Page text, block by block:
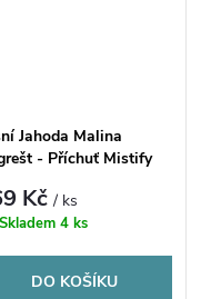
Jahoda Malina
- Příchuť Mistify
Kč/ ks
Skladem 4 ks
DO KOŠÍKU